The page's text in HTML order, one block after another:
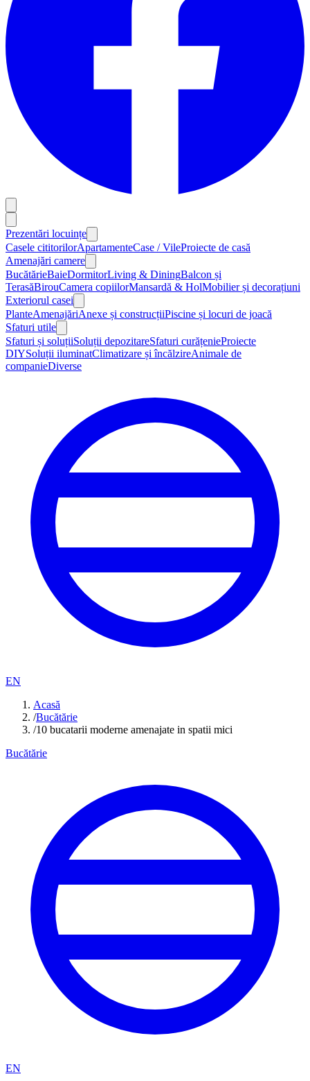
Prezentări locuințe
Casele cititorilorApartamenteCase / VileProiecte de casă
Amenajări camere
BucătărieBaieDormitorLiving & DiningBalcon și
TerasăBirouCamera copiilorMansardă & HolMobilier și decorațiuni
Exteriorul casei
PlanteAmenajăriAnexe și construcțiiPiscine și locuri de joacă
Sfaturi utile
Sfaturi și soluțiiSoluții depozitareSfaturi curățenieProiecte
DIYSoluții iluminatClimatizare și încălzireAnimale de
companieDiverse
EN
Acasă
/Bucătărie
/10 bucatarii moderne amenajate in spatii mici
Bucătărie
EN